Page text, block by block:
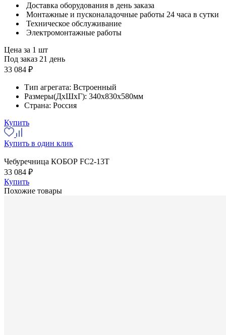
Доставка оборудования в день заказа
Монтажные и пусконаладочные работы 24 часа в сутки
Техническое обслуживание
Электромонтажные работы
Цена за 1 шт
Под заказ 21 день
33 084 ₽
Тип агрегата: Встроенный
Размеры(ДхШхГ): 340x830x580мм
Страна: Россия
Купить
Купить в один клик
Чебуречница КОБОР FC2-13T
33 084 ₽
Купить
Похожие товары